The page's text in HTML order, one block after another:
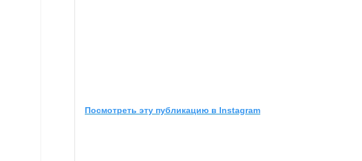
Посмотреть эту публикацию в Instagram